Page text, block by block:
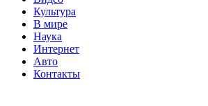
Культура
В мире
Наука
Интернет
Авто
Контакты